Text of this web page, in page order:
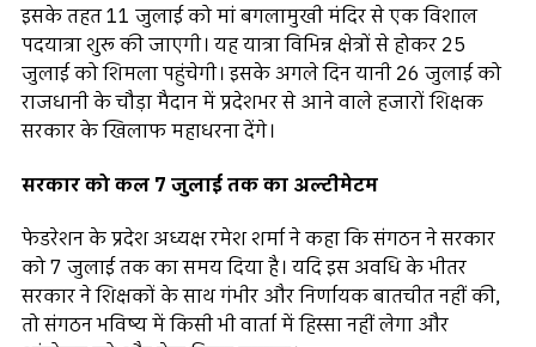
इसके तहत 11 जुलाई को मां बगलामुखी मंदिर से एक विशाल
पदयात्रा शुरू की जाएगी। यह यात्रा विभिन्न क्षेत्रों से होकर 25
जुलाई को शिमला पहुंचेगी। इसके अगले दिन यानी 26 जुलाई को
राजधानी के चौड़ा मैदान में प्रदेशभर से आने वाले हजारों शिक्षक
सरकार के खिलाफ महाधरना देंगे।
सरकार को कल 7 जुलाई तक का अल्टीमेटम
फेडरेशन के प्रदेश अध्यक्ष रमेश शर्मा ने कहा कि संगठन ने सरकार
को 7 जुलाई तक का समय दिया है। यदि इस अवधि के भीतर
सरकार ने शिक्षकों के साथ गंभीर और निर्णायक बातचीत नहीं की,
तो संगठन भविष्य में किसी भी वार्ता में हिस्सा नहीं लेगा और